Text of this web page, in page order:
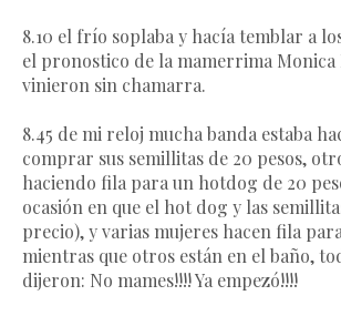
8.10 el frío soplaba y hacía temblar a
el pronostico de la mamerrima Monica
vinieron sin chamarra.
8.45 de mi reloj mucha banda estaba
comprar sus semillitas de 20 pesos,
haciendo fila para un hotdog de 20
ocasión en que el hot dog y las
precio), y varias mujeres hacen fila
mientras que otros están en el baño,
dijeron: No mames!!!! Ya empezó!!!!